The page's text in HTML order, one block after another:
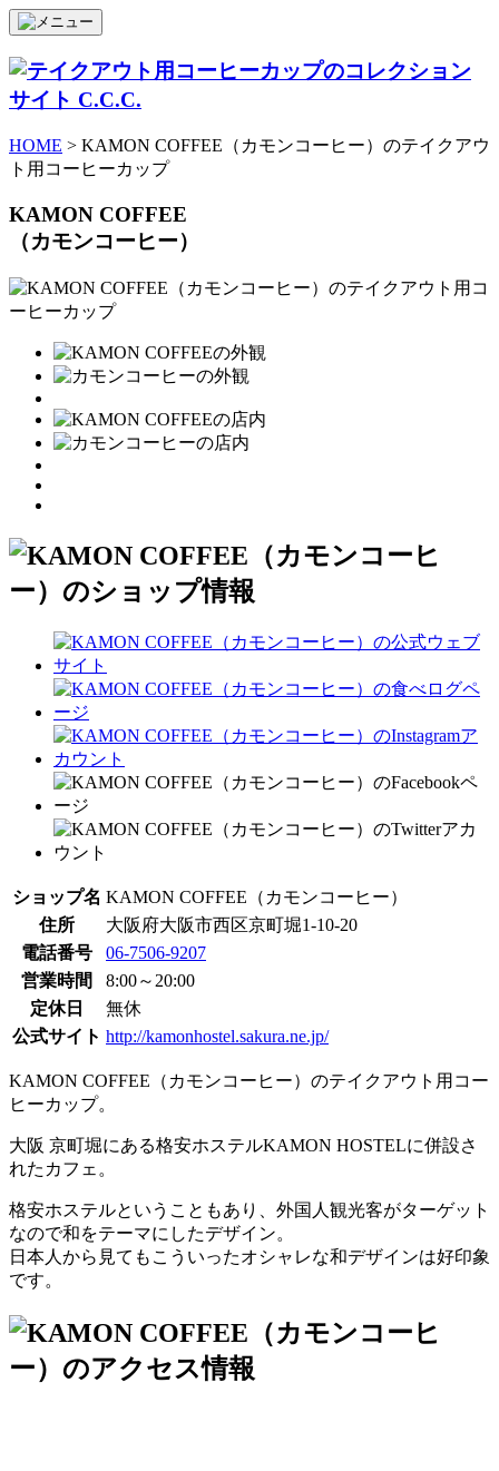
HOME > KAMON COFFEE（カモンコーヒー）のテイクアウ
ト用コーヒーカップ
KAMON COFFEE
（カモンコーヒー）
ショップ名 KAMON COFFEE（カモンコーヒー）
住所
大阪府大阪市西区京町堀1-10-20
電話番号
06-7506-9207
営業時間
8:00～20:00
定休日
無休
公式サイト http://kamonhostel.sakura.ne.jp/
KAMON COFFEE（カモンコーヒー）のテイクアウト用コー
ヒーカップ。
大阪 京町堀にある格安ホステルKAMON HOSTELに併設さ
れたカフェ。
格安ホステルということもあり、外国人観光客がターゲット
なので和をテーマにしたデザイン。
日本人から見てもこういったオシャレな和デザインは好印象
です。